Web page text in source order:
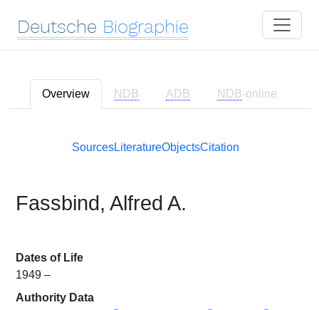
Deutsche Biographie
Overview NDB ADB NDB-online
SourcesLiteratureObjectsCitation
Fassbind, Alfred A.
Dates of Life
1949 –
Authority Data